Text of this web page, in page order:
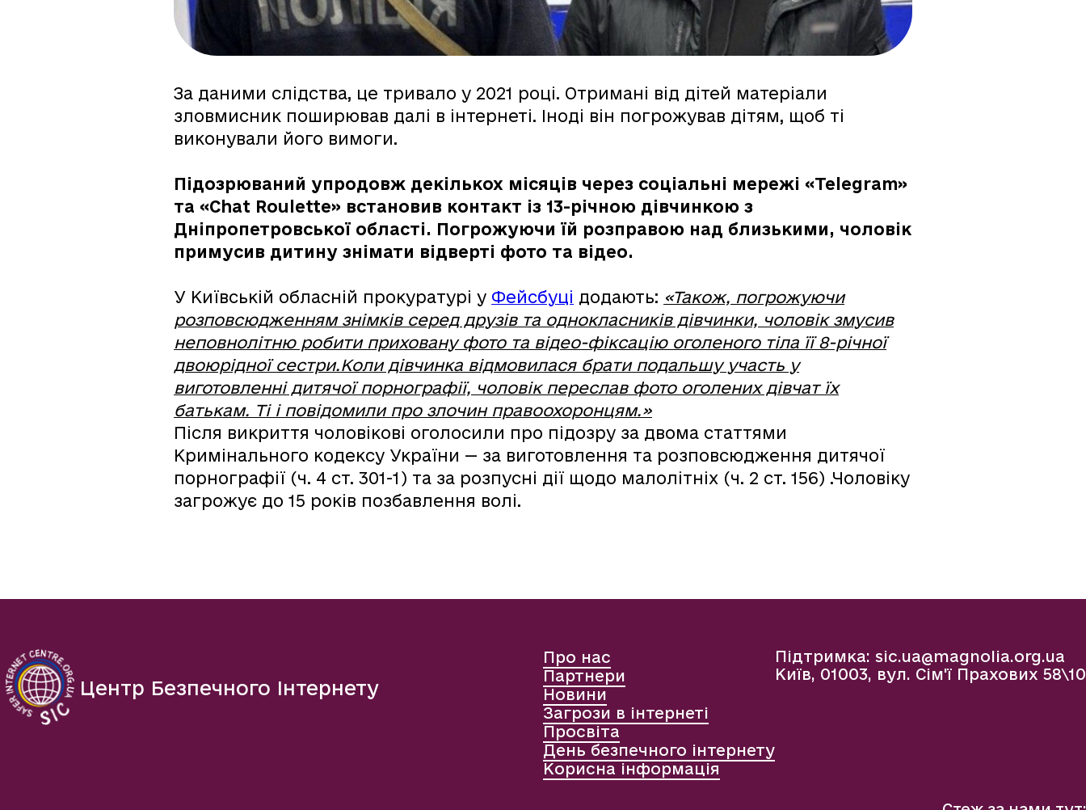
За даними слідства, це тривало у 2021 році. Отримані від дітей матеріали
зловмисник поширював далі в інтернеті. Іноді він погрожував дітям, щоб ті
виконували його вимоги.
Підозрюваний упродовж декількох місяців через соціальні мережі «Telegram»
та «Chat Roulette» встановив контакт із 13-річною дівчинкою з
Дніпропетровської області. Погрожуючи їй розправою над близькими, чоловік
примусив дитину знімати відверті фото та відео.
У Київській обласній прокуратурі у Фейсбуці додають: «Також, погрожуючи
розповсюдженням знімків серед друзів та однокласників дівчинки, чоловік змусив
неповнолітню робити приховану фото та відео-фіксацію оголеного тіла її 8-річної
двоюрідної сестри.Коли дівчинка відмовилася брати подальшу участь у
виготовленні дитячої порнографії, чоловік переслав фото оголених дівчат їх
батькам. Ті і повідомили про злочин правоохоронцям.»
Після викриття чоловікові оголосили про підозру за двома статтями
Кримінального кодексу України — за виготовлення та розповсюдження дитячої
порнографії (ч. 4 ст. 301-1) та за розпусні дії щодо малолітніх (ч. 2 ст. 156) .Чоловіку
загрожує до 15 років позбавлення волі.
Центр Безпечного Інтернету
Про нас
Партнери
Новини
Загрози в інтернеті
Просвіта
День безпечного інтернету
Корисна інформація
Підтримка: sic.ua@magnolia.org.ua
Київ, 01003, вул. Сім'ї Прахових 58\10